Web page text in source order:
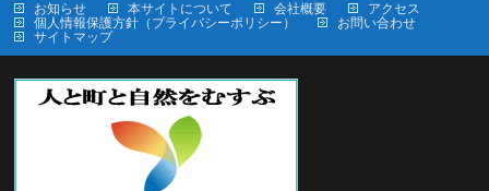
お知らせ 本サイトについて 会社概要
アクセス
個人情報保護方針（プライバシーポリシー）
お問い合わせ
サイトマップ